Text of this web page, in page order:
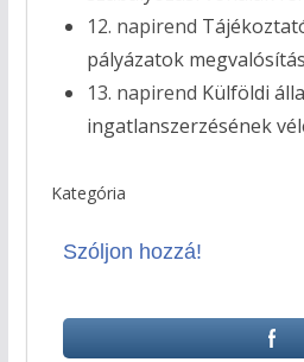
12. napirend
pályázatok
13. napirend Külföldi
ingatlanszerzésének
Kategória
Szóljon hozzá!